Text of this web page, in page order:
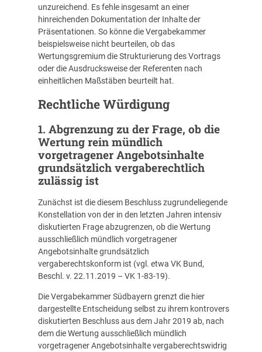
unzureichend. Es fehle insgesamt an einer
hinreichenden Dokumentation der Inhalte der
Präsentationen. So könne die Vergabekammer
beispielsweise nicht beurteilen, ob das
Wertungsgremium die Strukturierung des Vortrags
oder die Ausdrucksweise der Referenten nach
einheitlichen Maßstäben beurteilt hat.
Rechtliche Würdigung
1. Abgrenzung zu der Frage, ob die
Wertung rein mündlich
vorgetragener Angebotsinhalte
grundsätzlich vergaberechtlich
zulässig ist
Zunächst ist die diesem Beschluss zugrundeliegende
Konstellation von der in den letzten Jahren intensiv
diskutierten Frage abzugrenzen, ob die Wertung
ausschließlich mündlich vorgetragener
Angebotsinhalte grundsätzlich
vergaberechtskonform ist (vgl. etwa VK Bund,
Beschl. v. 22.11.2019 – VK 1-83-19).
Die Vergabekammer Südbayern grenzt die hier
dargestellte Entscheidung selbst zu ihrem kontrovers
diskutierten Beschluss aus dem Jahr 2019 ab, nach
dem die Wertung ausschließlich mündlich
vorgetragener Angebotsinhalte vergaberechtswidrig